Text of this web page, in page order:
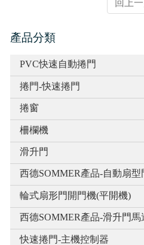
實績介紹-扇型
回上
產品分類
PVC快速自動捲門
捲門-快速捲門
捲窗
柵欄機
滑升門
西德SOMMER產品-自動扇型
輪式扇形門開門機(平開機)
西德SOMMER產品-滑升門馬
快速捲門-主機控制器